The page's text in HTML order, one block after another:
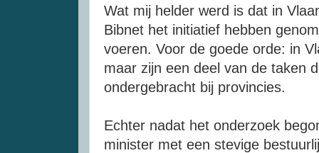
Wat mij helder werd is dat in
Bibnet het initiatief hebben
voeren. Voor de goede orde: in
maar zijn een deel van de taken
ondergebracht bij provincies.
Echter nadat het onderzoek
minister met een stevige